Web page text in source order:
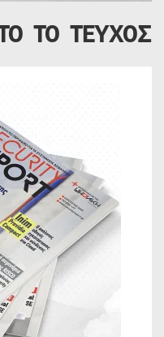
ΤΟ ΤΕΥΧΟΣ